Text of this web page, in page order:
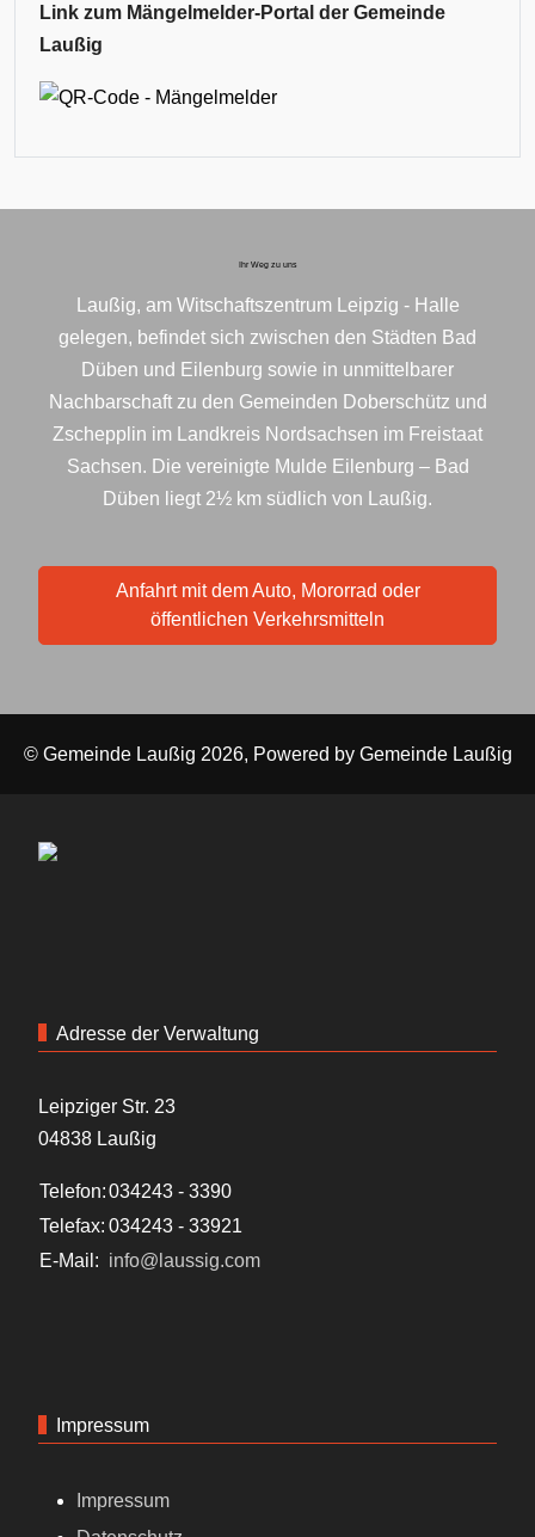
Link zum Mängelmelder-Portal der Gemeinde
Laußig
Ihr Weg zu uns
Laußig, am Witschaftszentrum Leipzig - Halle
gelegen, befindet sich zwischen den Städten Bad
Düben und Eilenburg sowie in unmittelbarer
Nachbarschaft zu den Gemeinden Doberschütz und
Zschepplin im Landkreis Nordsachsen im Freistaat
Sachsen. Die vereinigte Mulde Eilenburg – Bad
Düben liegt 2½ km südlich von Laußig.
Anfahrt mit dem Auto, Mororrad oder
öffentlichen Verkehrsmitteln
© Gemeinde Laußig 2026, Powered by Gemeinde Laußig
Adresse der Verwaltung
Leipziger Str. 23
04838 Laußig
Telefon:034243 - 3390
Telefax: 034243 - 33921
E-Mail: info@laussig.com
Impressum
Impressum